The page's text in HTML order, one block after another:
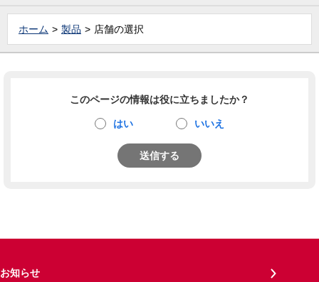
ホーム 製品 店舗の選択
このページの情報は役に立ちましたか？
はい いいえ
送信する
お知らせ